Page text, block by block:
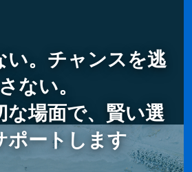
い。チャンスを逃
さない。
な場面で、賢い選
ポートします